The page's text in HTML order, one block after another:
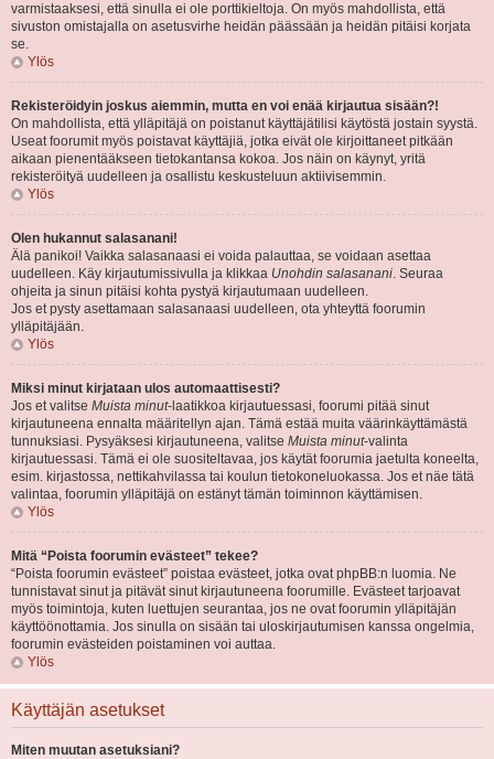
varmistaaksesi, että sinulla ei ole porttikieltoja. On myös mahdollista, että
sivuston omistajalla on asetusvirhe heidän päässään ja heidän pitäisi korjata
se.
Ylös
Rekisteröidyin joskus aiemmin, mutta en voi enää kirjautua sisään?!
On mahdollista, että ylläpitäjä on poistanut käyttäjätilisi käytöstä jostain syystä.
Useat foorumit myös poistavat käyttäjiä, jotka eivät ole kirjoittaneet pitkään
aikaan pienentääkseen tietokantansa kokoa. Jos näin on käynyt, yritä
rekisteröityä uudelleen ja osallistu keskusteluun aktiivisemmin.
Ylös
Olen hukannut salasanani!
Älä panikoi! Vaikka salasanaasi ei voida palauttaa, se voidaan asettaa
uudelleen. Käy kirjautumissivulla ja klikkaa Unohdin salasanani. Seuraa
ohjeita ja sinun pitäisi kohta pystyä kirjautumaan uudelleen.
Jos et pysty asettamaan salasanaasi uudelleen, ota yhteyttä foorumin
ylläpitäjään.
Ylös
Miksi minut kirjataan ulos automaattisesti?
Jos et valitse Muista minut-laatikkoa kirjautuessasi, foorumi pitää sinut
kirjautuneena ennalta määritellyn ajan. Tämä estää muita väärinkäyttämästä
tunnuksiasi. Pysyäksesi kirjautuneena, valitse Muista minut-valinta
kirjautuessasi. Tämä ei ole suositeltavaa, jos käytät foorumia jaetulta koneelta,
esim. kirjastossa, nettikahvilassa tai koulun tietokoneluokassa. Jos et näe tätä
valintaa, foorumin ylläpitäjä on estänyt tämän toiminnon käyttämisen.
Ylös
Mitä “Poista foorumin evästeet” tekee?
“Poista foorumin evästeet” poistaa evästeet, jotka ovat phpBB:n luomia. Ne
tunnistavat sinut ja pitävät sinut kirjautuneena foorumille. Evästeet tarjoavat
myös toimintoja, kuten luettujen seurantaa, jos ne ovat foorumin ylläpitäjän
käyttöönottamia. Jos sinulla on sisään tai uloskirjautumisen kanssa ongelmia,
foorumin evästeiden poistaminen voi auttaa.
Ylös
Käyttäjän asetukset
Miten muutan asetuksiani?